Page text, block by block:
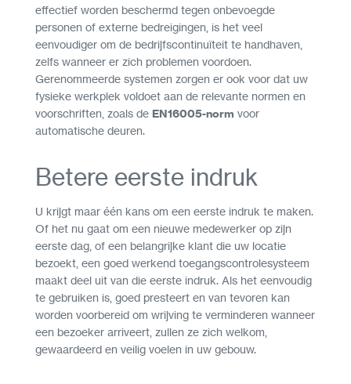
effectief worden beschermd tegen onbevoegde
personen of externe bedreigingen, is het veel
eenvoudiger om de bedrijfscontinuïteit te handhaven,
zelfs wanneer er zich problemen voordoen.
Gerenommeerde systemen zorgen er ook voor dat uw
fysieke werkplek voldoet aan de relevante normen en
voorschriften, zoals de EN16005-norm voor
automatische deuren.
Betere eerste indruk
U krijgt maar één kans om een eerste indruk te maken.
Of het nu gaat om een nieuwe medewerker op zijn
eerste dag, of een belangrijke klant die uw locatie
bezoekt, een goed werkend toegangscontrolesysteem
maakt deel uit van die eerste indruk. Als het eenvoudig
te gebruiken is, goed presteert en van tevoren kan
worden voorbereid om wrijving te verminderen wanneer
een bezoeker arriveert, zullen ze zich welkom,
gewaardeerd en veilig voelen in uw gebouw.